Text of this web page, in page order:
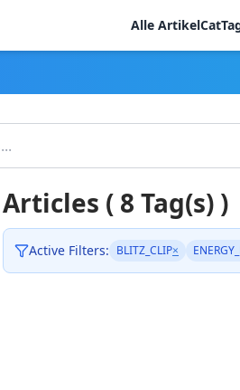
Alle Artikel
Articles ( 8 Tag(s) )
Active Filters: BLITZ_CLIP×